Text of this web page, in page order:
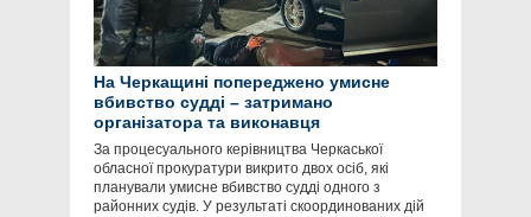
На Черкащині попереджено умисне
вбивство судді – затримано
організатора та виконавця
За процесуального керівництва Черкаської
обласної прокуратури викрито двох осіб, які
планували умисне вбивство судді одного з
районних судів. У результаті скоординованих дій